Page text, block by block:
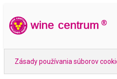
wine centrum ®
t
t
Zásady používania súborov